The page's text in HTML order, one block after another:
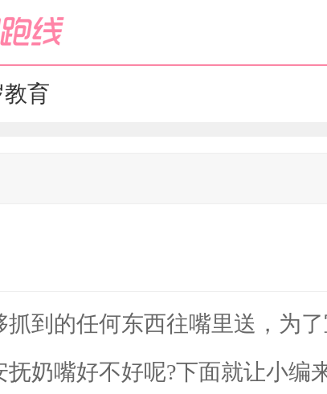
教育
的任何东西往嘴里送，为了
奶嘴好不好呢?下面就让小编